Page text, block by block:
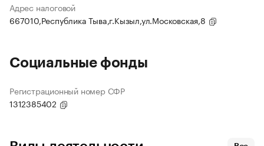
Адрес налоговой
667010,Республика Тыва,г.Кызыл,ул.Московская,8
Социальные фонды
Регистрационный номер СФР
1312385402